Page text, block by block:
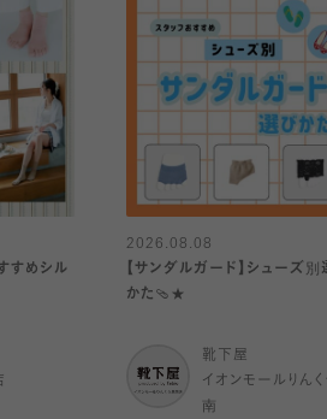
すめシル
2026.08.08
【サンダルガード】シューズ別
かた🩴★
靴下屋
イオンモールりんく
南